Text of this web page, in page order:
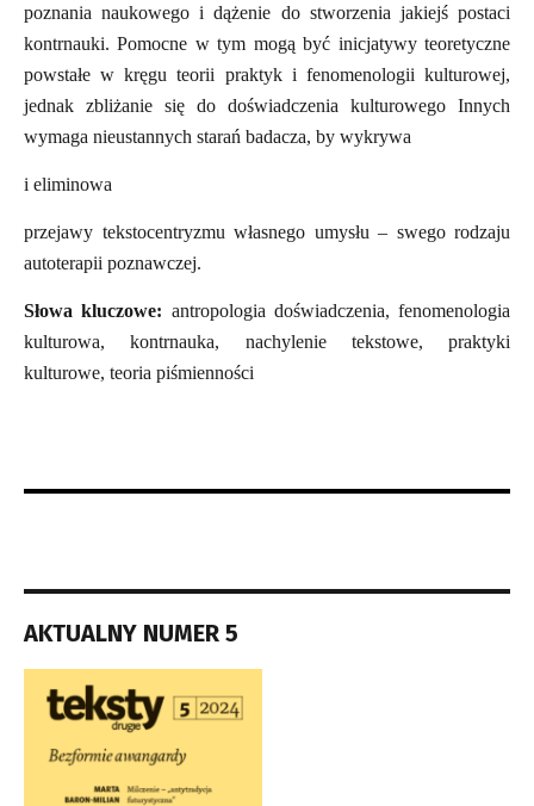
poznania naukowego i dążenie do stworzenia jakiejś postaci
kontrnauki. Pomocne w tym mogą być inicjatywy teoretyczne
powstałe w kręgu teorii praktyk i fenomenologii kulturowej,
jednak zbliżanie się do doświadczenia kulturowego Innych
wymaga nieustannych starań badacza, by wykrywa
i eliminowa
przejawy tekstocentryzmu własnego umysłu – swego rodzaju
autoterapii poznawczej.
Słowa kluczowe: antropologia doświadczenia, fenomenologia
kulturowa, kontrnauka, nachylenie tekstowe, praktyki
kulturowe, teoria piśmienności
AKTUALNY NUMER 5